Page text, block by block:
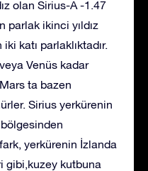
olan Sirius-A -1.47
parlak ikinci yıldız
katı parlaklıktadır.
Venüs kadar
ta bazen
Sirius yerkürenin
yerkürenin İzlanda
gibi,kuzey kutbuna